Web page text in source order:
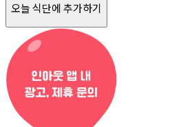
오늘 식단에 추가하기